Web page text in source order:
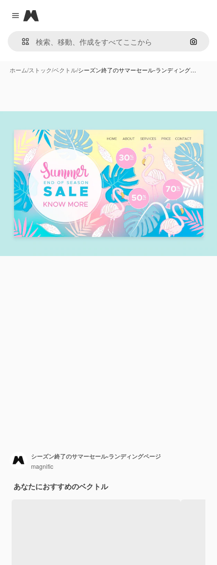
Close menu
Magnific
画像で
ホーム/ストック/ベクトル/シーズン終了のサマーセール-ランディング…
シーズン終了のサマーセール-ランディングページ
magnific
あなたにおすすめのベクトル